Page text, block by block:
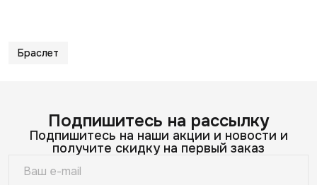
Браслет
Подпишитесь на рассылку
Подпишитесь на наши акции и новости и
получите скидку на первый заказ